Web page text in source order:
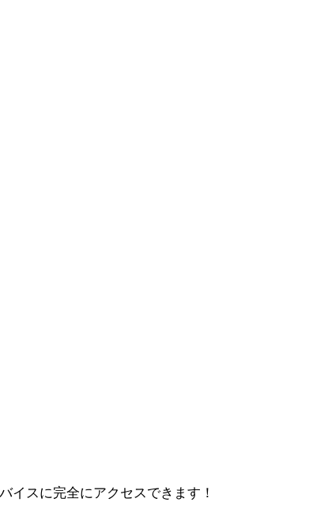
イスに完全にアクセスできます！